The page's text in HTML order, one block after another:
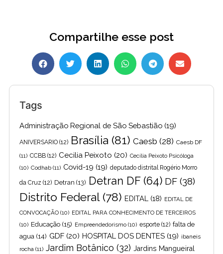
Compartilhe esse post
Tags
Administração Regional de São Sebastião (19)
ANIVERSARIO (12) Brasília (81) Caesb (28) Caesb DF
(11) CCBB (12) Cecilia Peixoto (20) Cecília Peixoto Psicóloga
(10) Codhab (11) Covid-19 (19) deputado distrital Rogério Morro
da Cruz (12) Detran (13) Detran DF(64) DF (38)
Distrito Federal(78) EDITAL (18) EDITAL DE
CONVOCAÇÃO (10) EDITAL PARA CONHECIMENTO DE TERCEIROS
(10) Educação (15) Empreendedorismo (10) esporte (12) falta de
agua (14) GDF (20) HOSPITAL DOS DENTES (19) ibaneis
rocha (11) Jardim Botânico (32) Jardins Mangueiral